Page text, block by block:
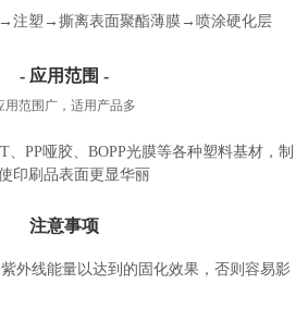
注塑→撕离表面聚酯薄膜→喷涂硬化层
- 应用范围 -
用范围广，适用产品多
、PP哑胶、BOPP光膜等各种塑料基材，制
印刷品表面更显华丽
注意事项
外线能量以达到的固化效果，否则容易影